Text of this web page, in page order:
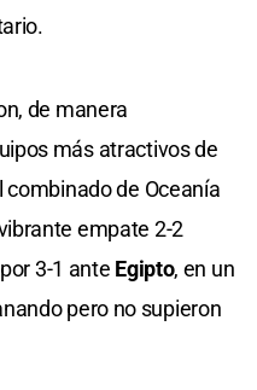
de manera
más atractivos de
combinado de Oceanía
empate 2-2
3-1 ante Egipto, en un
pero no supieron